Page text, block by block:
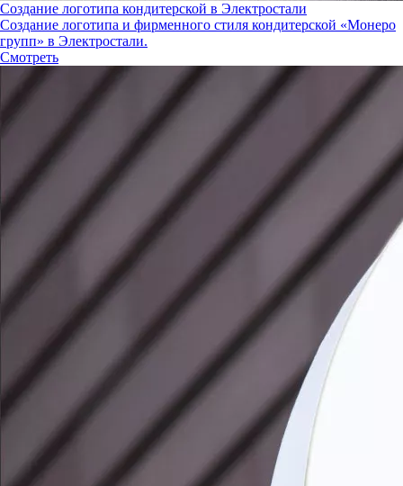
Создание логотипа кондитерской в Электростали
Создание логотипа и фирменного стиля кондитерской «Монеро
групп» в Электростали.
Смотреть